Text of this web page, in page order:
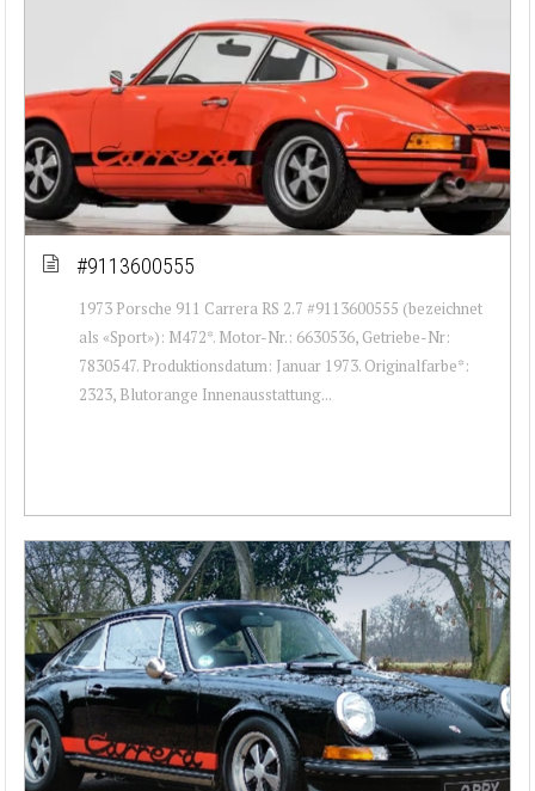
#9113600555
1973 Porsche 911 Carrera RS 2.7 #9113600555 (bezeichnet
als «Sport»): M472*. Motor-Nr.: 6630536, Getriebe-Nr:
7830547. Produktionsdatum: Januar 1973. Originalfarbe*:
2323, Blutorange Innenausstattung...